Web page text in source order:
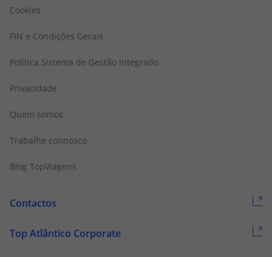
Cookies
FIN e Condições Gerais
Politica Sistema de Gestão Integrado
Privacidade
Quem somos
Trabalhe connosco
Blog TopViagens
Contactos
Top Atlântico Corporate